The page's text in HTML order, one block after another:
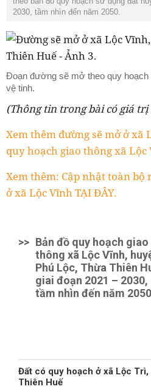
2030, tầm nhìn đến năm 2050.
Đoạn đường sẽ mở theo quy hoạch
vệ tinh.
(Thông tin trong bài có giá
Xem thêm đường sẽ mở ở xã
quy hoạch giao thông xã Lộc
Xem thêm: Cập nhật toàn bộ
ở xã Lộc Vĩnh TẠI ĐÂY.
>> Bản đồ quy hoạch giao
thông xã Lộc Vĩnh,
Phú Lộc, Thừa Thiên
giai đoạn 2021 – 2030,
tầm nhìn đến năm 2050
Đất có quy hoạch ở xã Lộc
Thiên Huế